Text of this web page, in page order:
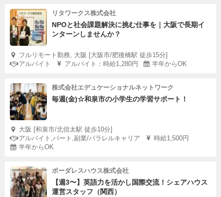
リタワークス株式会社
NPOと社会課題解決に挑む仕事を｜大阪で長期イ
ンターンしませんか？
フルリモート勤務, 大阪 [大阪市/肥後橋駅 徒歩15分]
アルバイト
アルバイト：時給1,280円 半年からOK
株式会社エデュケーショナルネットワーク
毎週(金)☆和泉市の小学生の学習サポート！
大阪 [和泉市/北信太駅 徒歩10分]
アルバイト,パート,副業/パラレルキャリア
時給1,500円
半年からOK
ボーダレスハウス株式会社
【週3〜】英語力を活かし国際交流！シェアハウス
運営スタッフ（関西）